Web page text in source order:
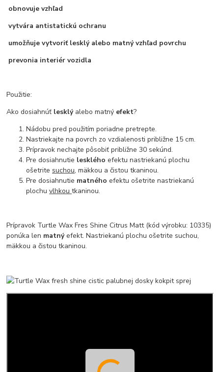
obnovuje vzhľad
vytvára antistatickú ochranu
umožňuje vytvoriť lesklý alebo matný vzhľad povrchu
prevonia interiér vozidla
Použitie:
Ako dosiahnúť lesklý alebo matný efekt?
Nádobu pred použitím poriadne pretrepte.
Nastriekajte na povrch zo vzdialenosti približne 15 cm.
Prípravok nechajte pôsobiť približne 30 sekúnd.
Pre dosiahnutie leskléhoefektu nastriekanú plochu
ošetrite suchou, mäkkou a čistou tkaninou.
Pre dosiahnutie matnéhoefektu ošetrite nastriekanú
plochuvlhkoutkaninou.
Prípravok Turtle Wax Fres Shine Citrus Matt (kód výrobku: 10335)
ponúka len matnýefekt. Nastriekanú plochu ošetrite suchou,
mäkkou a čistou tkaninou.